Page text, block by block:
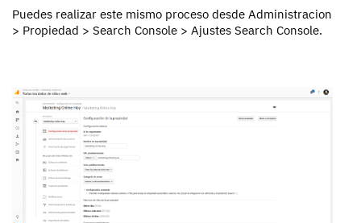
Puedes realizar este mismo proceso desde Administracion
> Propiedad > Search Console > Ajustes Search Console.